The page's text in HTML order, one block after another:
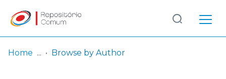
Log
In
(current)
Home Browse by Author